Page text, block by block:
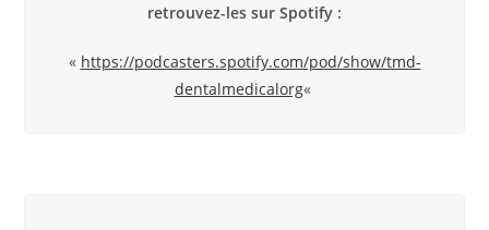
retrouvez-les sur Spotify :
« https://podcasters.spotify.com/pod/show/tmd-
dentalmedicalorg«